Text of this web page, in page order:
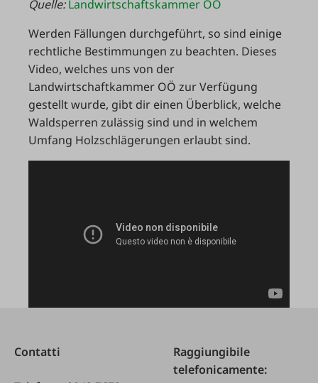
Quelle:Landwirtschaftskammer OÖ
Werden Fällungen durchgeführt, so sind einige
rechtliche Bestimmungen zu beachten. Dieses
Video, welches uns von der
Landwirtschaftkammer OÖ zur Verfügung
gestellt wurde, gibt dir einen Überblick, welche
Waldsperren zulässig sind und in welchem
Umfang Holzschlägerungen erlaubt sind.
Contatti
Raggiungibile
telefonicamente: